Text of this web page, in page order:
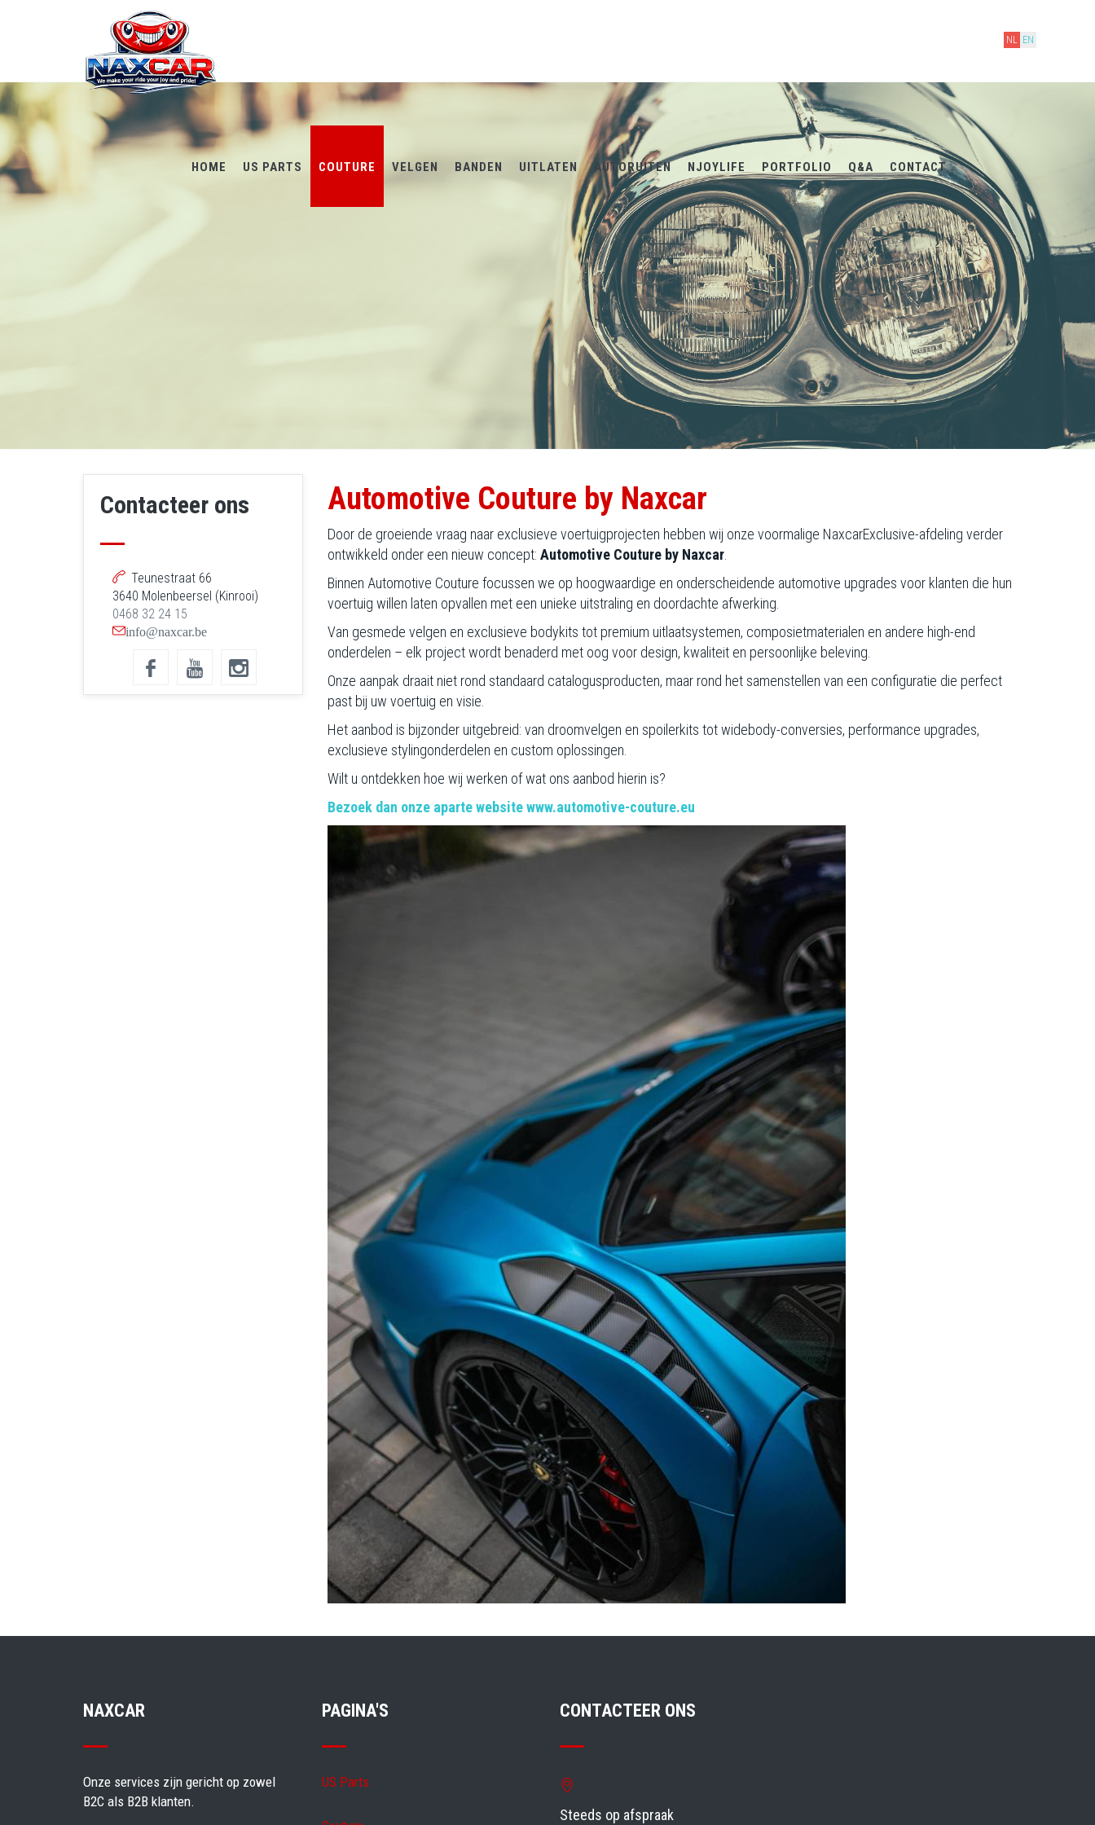
HOME US PARTS COUTURE VELGEN BANDEN UITLATEN AUTORUITEN NJOYLIFE PORTFOLIO Q&A CONTACT
NL EN
Contacteer ons
Teunestraat 66
3640 Molenbeersel (Kinrooi)
0468 32 24 15
info@naxcar.be
Automotive Couture by Naxcar
Door de groeiende vraag naar exclusieve voertuigprojecten hebben wij onze voormalige NaxcarExclusive-afdeling verder
ontwikkeld onder een nieuw concept: Automotive Couture by Naxcar
Binnen Automotive Couture focussen we op hoogwaardige en onderscheidende automotive upgrades voor klanten die hun
voertuig willen laten opvallen met een unieke uitstraling en doordachte afwerking.
Van gesmede velgen en exclusieve bodykits tot premium uitlaatsystemen, composietmaterialen en andere high-end
onderdelen – elk project wordt benaderd met oog voor design, kwaliteit en persoonlijke beleving.
Onze aanpak draait niet rond standaard catalogusproducten, maar rond het samenstellen van een configuratie die perfect
past bij uw voertuig en visie.
Het aanbod is bijzonder uitgebreid: van droomvelgen en spoilerkits tot widebody-conversies, performance upgrades,
exclusieve stylingonderdelen en custom oplossingen.
Wilt u ontdekken hoe wij werken of wat ons aanbod hierin is?
Bezoek dan onze aparte website www.automotive-couture.eu
NAXCAR
Onze services zijn gericht op zowel
B2C als B2B klanten.
PAGINA'S
US Parts
CONTACTEER ONS
Steeds op afspraak